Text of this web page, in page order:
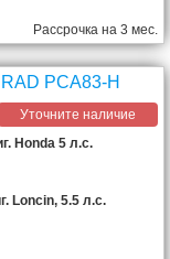
Рассрочка на 3 мес.
PCA83-H
Уточните наличие
Honda 5 л.с.
Loncin, 5.5 л.с.